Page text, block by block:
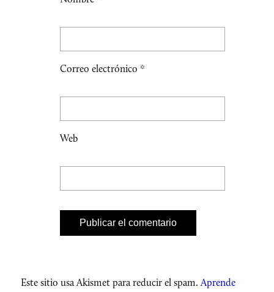
Correo electrónico *
Web
Este sitio usa Akismet para reducir el spam.Aprende